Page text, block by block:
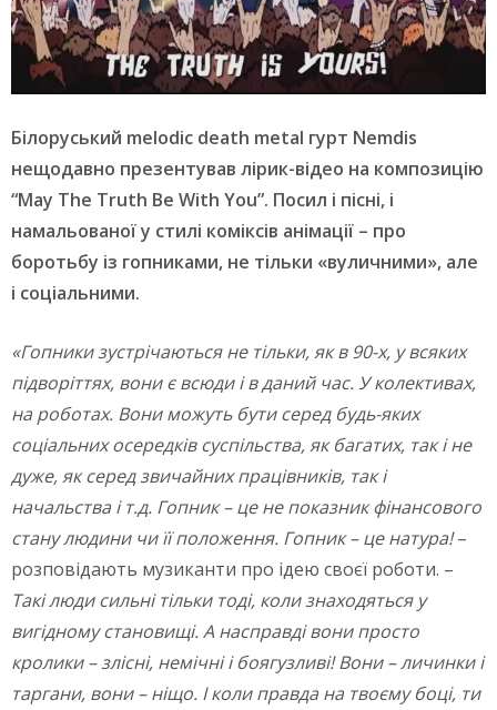
Білоруський melodic death metal гурт Nemdis
нещодавно презентував лірик-відео на композицію
“May The Truth Be With You”. Посил і пісні, і
намальованої у стилі коміксів анімації – про
боротьбу із гопниками, не тільки «вуличними», але
і соціальними.
«Гопники зустрічаються не тільки, як в 90-х, у всяких
підворіттях, вони є всюди і в даний час. У колективах,
на роботах. Вони можуть бути серед будь-яких
соціальних осередків суспільства, як багатих, так і не
дуже, як серед звичайних працівників, так і
начальства і т.д. Гопник – це не показник фінансового
стану людини чи її положення. Гопник – це натура!–
розповідають музиканти про ідею своєї роботи. –
Такі люди сильні тільки тоді, коли знаходяться у
вигідному становищі. А насправді вони просто
кролики – злісні, немічні і боягузливі! Вони – личинки і
таргани, вони – ніщо. І коли правда на твоєму боці, ти